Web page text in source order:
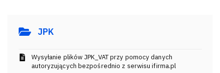
JPK
Wysyłanie plików JPK_VAT przy pomocy danych
autoryzujących bezpośrednio z serwisu ifirma.pl